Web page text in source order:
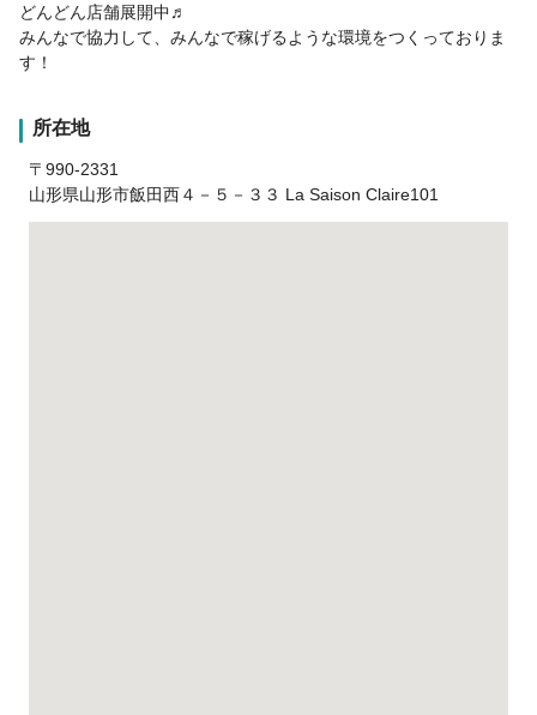
どんどん店舗展開中♬
みんなで協力して、みんなで稼げるような環境をつくっておりま
す！
所在地
〒990-2331
山形県山形市飯田西４－５－３３ La Saison Claire101